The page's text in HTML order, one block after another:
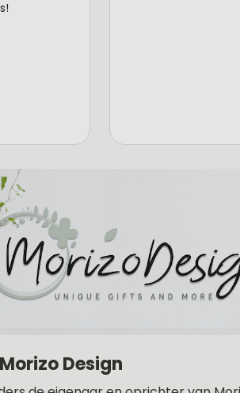
Design